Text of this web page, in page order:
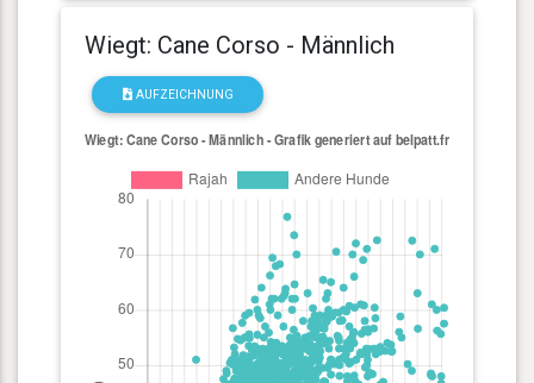
Wiegt: Cane Corso - Männlich
AUFZEICHNUNG